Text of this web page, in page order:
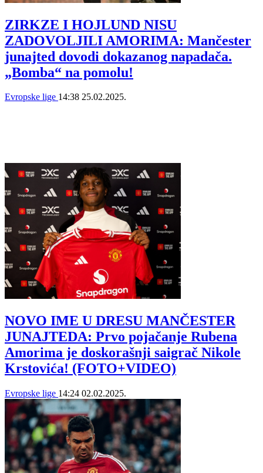
ZIRKZE I HOJLUND NISU
ZADOVOLJILI AMORIMA: Mančester
junajted dovodi dokazanog napadača.
„Bomba“ na pomolu!
Evropske lige 14:38 25.02.2025.
NOVO IME U DRESU MANČESTER
JUNAJTEDA: Prvo pojačanje Rubena
Amorima je doskorašnji saigrač Nikole
Krstovića! (FOTO+VIDEO)
Evropske lige 14:24 02.02.2025.